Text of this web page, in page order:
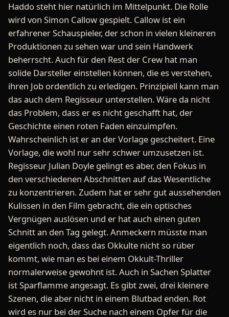
Haddo steht hier natürlich im Mittelpunkt. Die Rolle
wird von Simon Callow gespielt. Callow ist ein
erfahrener Schauspieler, der schon in vielen kleineren
Produktionen zu sehen war und sein Handwerk
beherrscht. Auch für den Rest der Crew hat man
solide Darsteller einstellen können, die es verstehen,
ihren Job ordentlich zu erledigen. Prinzipiell kann man
das auch dem Regisseur unterstellen. Wäre da nicht
das Problem, dass er es nicht geschafft hat, der
Geschichte einen roten Faden einzuimpfen.
Wahrscheinlich ist er an der Vorlage gescheitert. Eine
Vorlage, die wohl nur sehr schwer umzusetzen ist.
Regisseur Julian Doyle gelingt es aber, den Fokus in
den verschiedenen Abschnitten auf das Wesentliche
zu konzentrieren. Zudem hat er sehr gut aussehenden
Kulissen in den Film gebracht, die ein optisches
Vergnügen auslösen und er hat auch einen guten
Schnitt an den Tag gelegt. Anmeckern müsste man
eigentlich noch, dass das Okkulte nicht so rüber
kommt, wie man es bei einem Okkult-Thriller
normalerweise gewohnt ist. Auch in Sachen Splatter
ist Sparflamme angesagt. Es gibt zwei, drei kleinere
Szenen, die aber nicht in einem Blutbad enden. Rot
wird es nur bei der Suche nach einem Opfer für die